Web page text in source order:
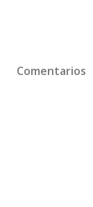
Comentarios